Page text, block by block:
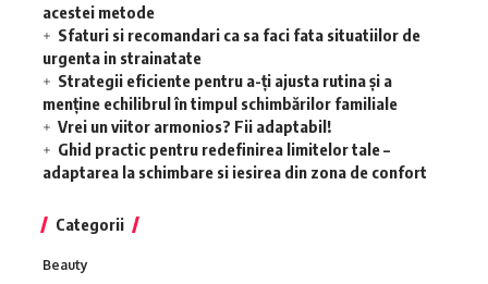
acestei metode
Sfaturi si recomandari ca sa faci fata situatiilor de
urgenta in strainatate
Strategii eficiente pentru a-ți ajusta rutina și a
menține echilibrul în timpul schimbărilor familiale
Vrei un viitor armonios? Fii adaptabil!
Ghid practic pentru redefinirea limitelor tale –
adaptarea la schimbare si iesirea din zona de confort
Categorii
Beauty